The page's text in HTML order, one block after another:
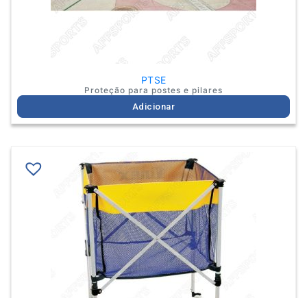
PTSE
Proteção para postes e pilares
Adicionar